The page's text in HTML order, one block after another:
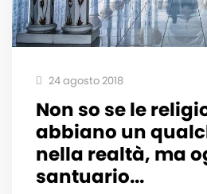
24 agosto 2018
Non so se le
abbiano un
nella realtà, ma
santuario...